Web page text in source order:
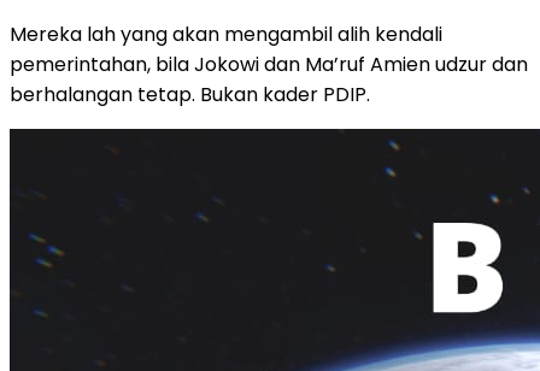
Mereka lah yang akan mengambil alih kendali
pemerintahan, bila Jokowi dan Ma’ruf Amien udzur dan
berhalangan tetap. Bukan kader PDIP.